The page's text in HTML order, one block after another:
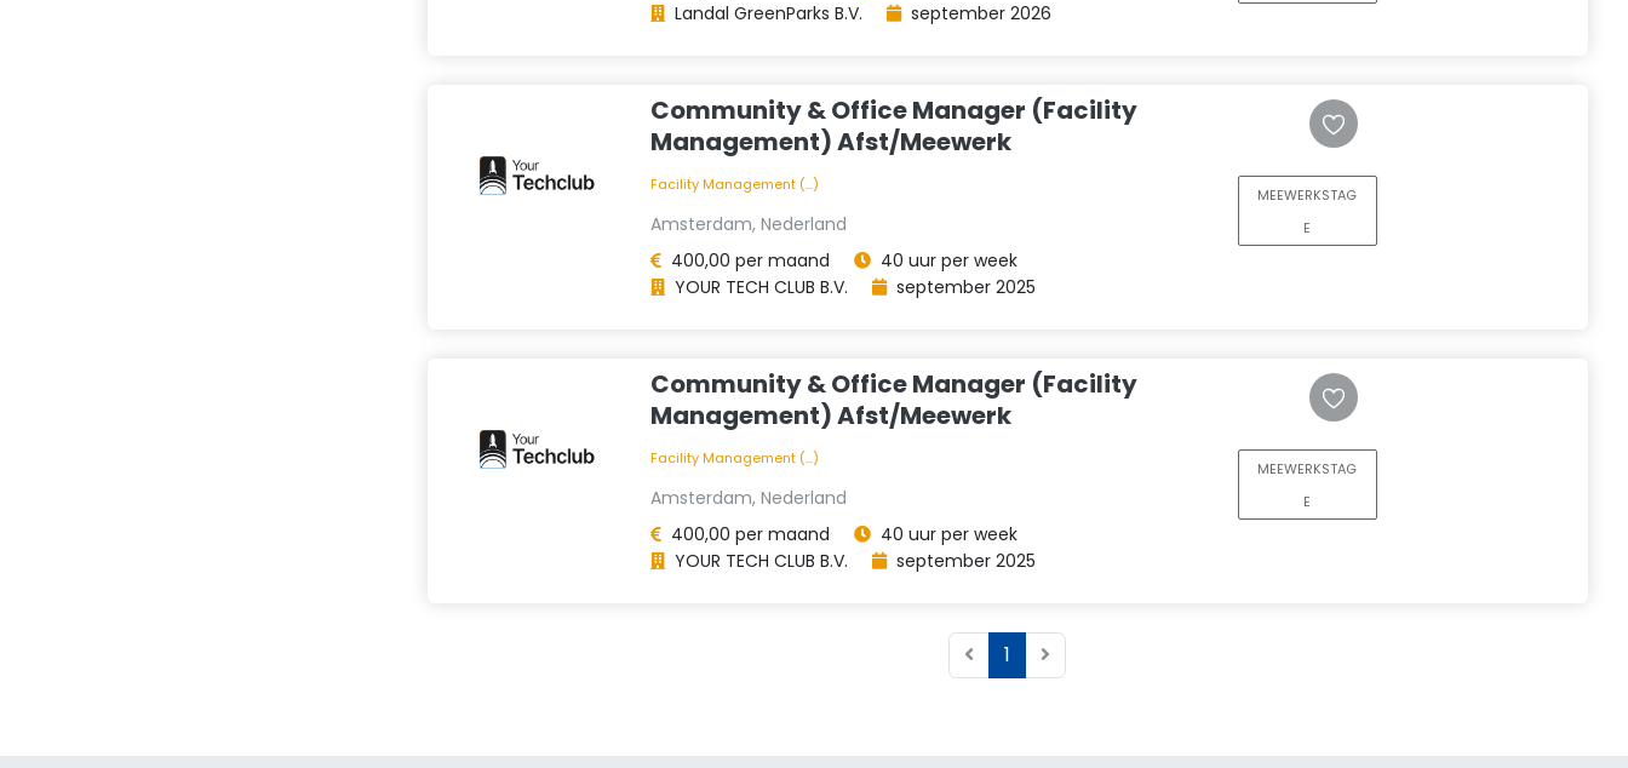
Landal GreenParks B.V.
september 2026
Community & Office Manager (Facility
Management) Afst/Meewerk
Facility Management (...)
Amsterdam, Nederland
400,00 per maand
40 uur per week
YOUR TECH CLUB B.V.
september 2025
MEEWERKSTAG
E
Community & Office Manager (Facility
Management) Afst/Meewerk
Facility Management (...)
Amsterdam, Nederland
400,00 per maand
40 uur per week
YOUR TECH CLUB B.V.
september 2025
MEEWERKSTAG
E
1